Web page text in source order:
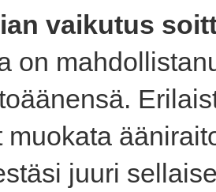
vaikutus
on
muokata
juuri